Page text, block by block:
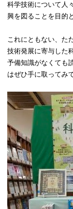
科学技術について人
興を図ることを目的
これにともない、た
技術発展に寄与した
予備知識がなくても
はぜひ手に取ってみ